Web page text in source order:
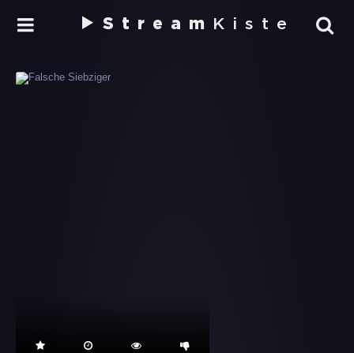
Stream Kiste